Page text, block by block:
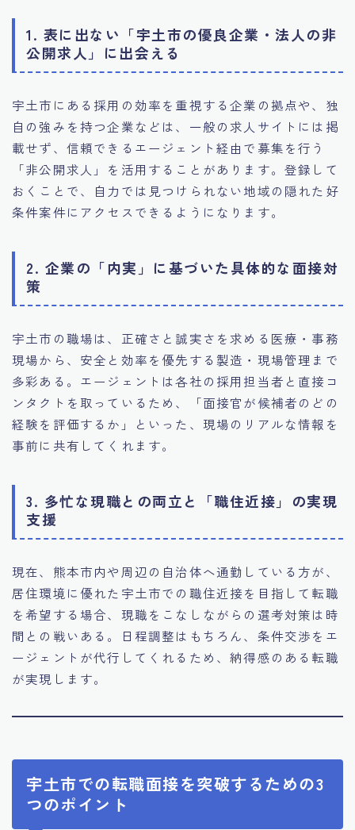
1. 表に出ない「宇土市の優良企業・法人の非
公開求人」に出会える
宇土市にある採用の効率を重視する企業の拠点や、独
自の強みを持つ企業などは、一般の求人サイトには掲
載せず、信頼できるエージェント経由で募集を行う
「非公開求人」を活用することがあります。登録して
おくことで、自力では見つけられない地域の隠れた好
条件案件にアクセスできるようになります。
2. 企業の「内実」に基づいた具体的な面接対
策
宇土市の職場は、正確さと誠実さを求める医療・事務
現場から、安全と効率を優先する製造・現場管理まで
多彩ある。エージェントは各社の採用担当者と直接コ
ンタクトを取っているため、「面接官が候補者のどの
経験を評価するか」といった、現場のリアルな情報を
事前に共有してくれます。
3. 多忙な現職との両立と「職住近接」の実現
支援
現在、熊本市内や周辺の自治体へ通勤している方が、
居住環境に優れた宇土市での職住近接を目指して転職
を希望する場合、現職をこなしながらの選考対策は時
間との戦いある。日程調整はもちろん、条件交渉をエ
ージェントが代行してくれるため、納得感のある転職
が実現します。
宇土市での転職面接を突破するための3
つのポイント